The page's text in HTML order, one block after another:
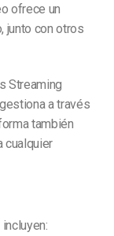
ofrece un
junto con otros
Streaming
a través
también
cualquier